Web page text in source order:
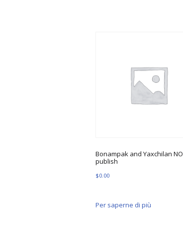
Bonampak and Yaxchilan NO
publish
$0.00
Per saperne di più